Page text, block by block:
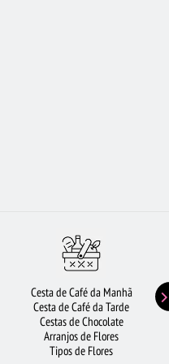
Cesta de Café da Manhã
Cesta de Café da Tarde
Cestas de Chocolate
Arranjos de Flores
Tipos de Flores